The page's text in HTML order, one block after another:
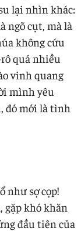
lại nhìn khác:
ngõ cụt, mà là
không cứu
quá nhiều
vinh quang
mình yêu
đó mới là tình
như sợ cọp!
gặp khó khăn
đầu tiên của